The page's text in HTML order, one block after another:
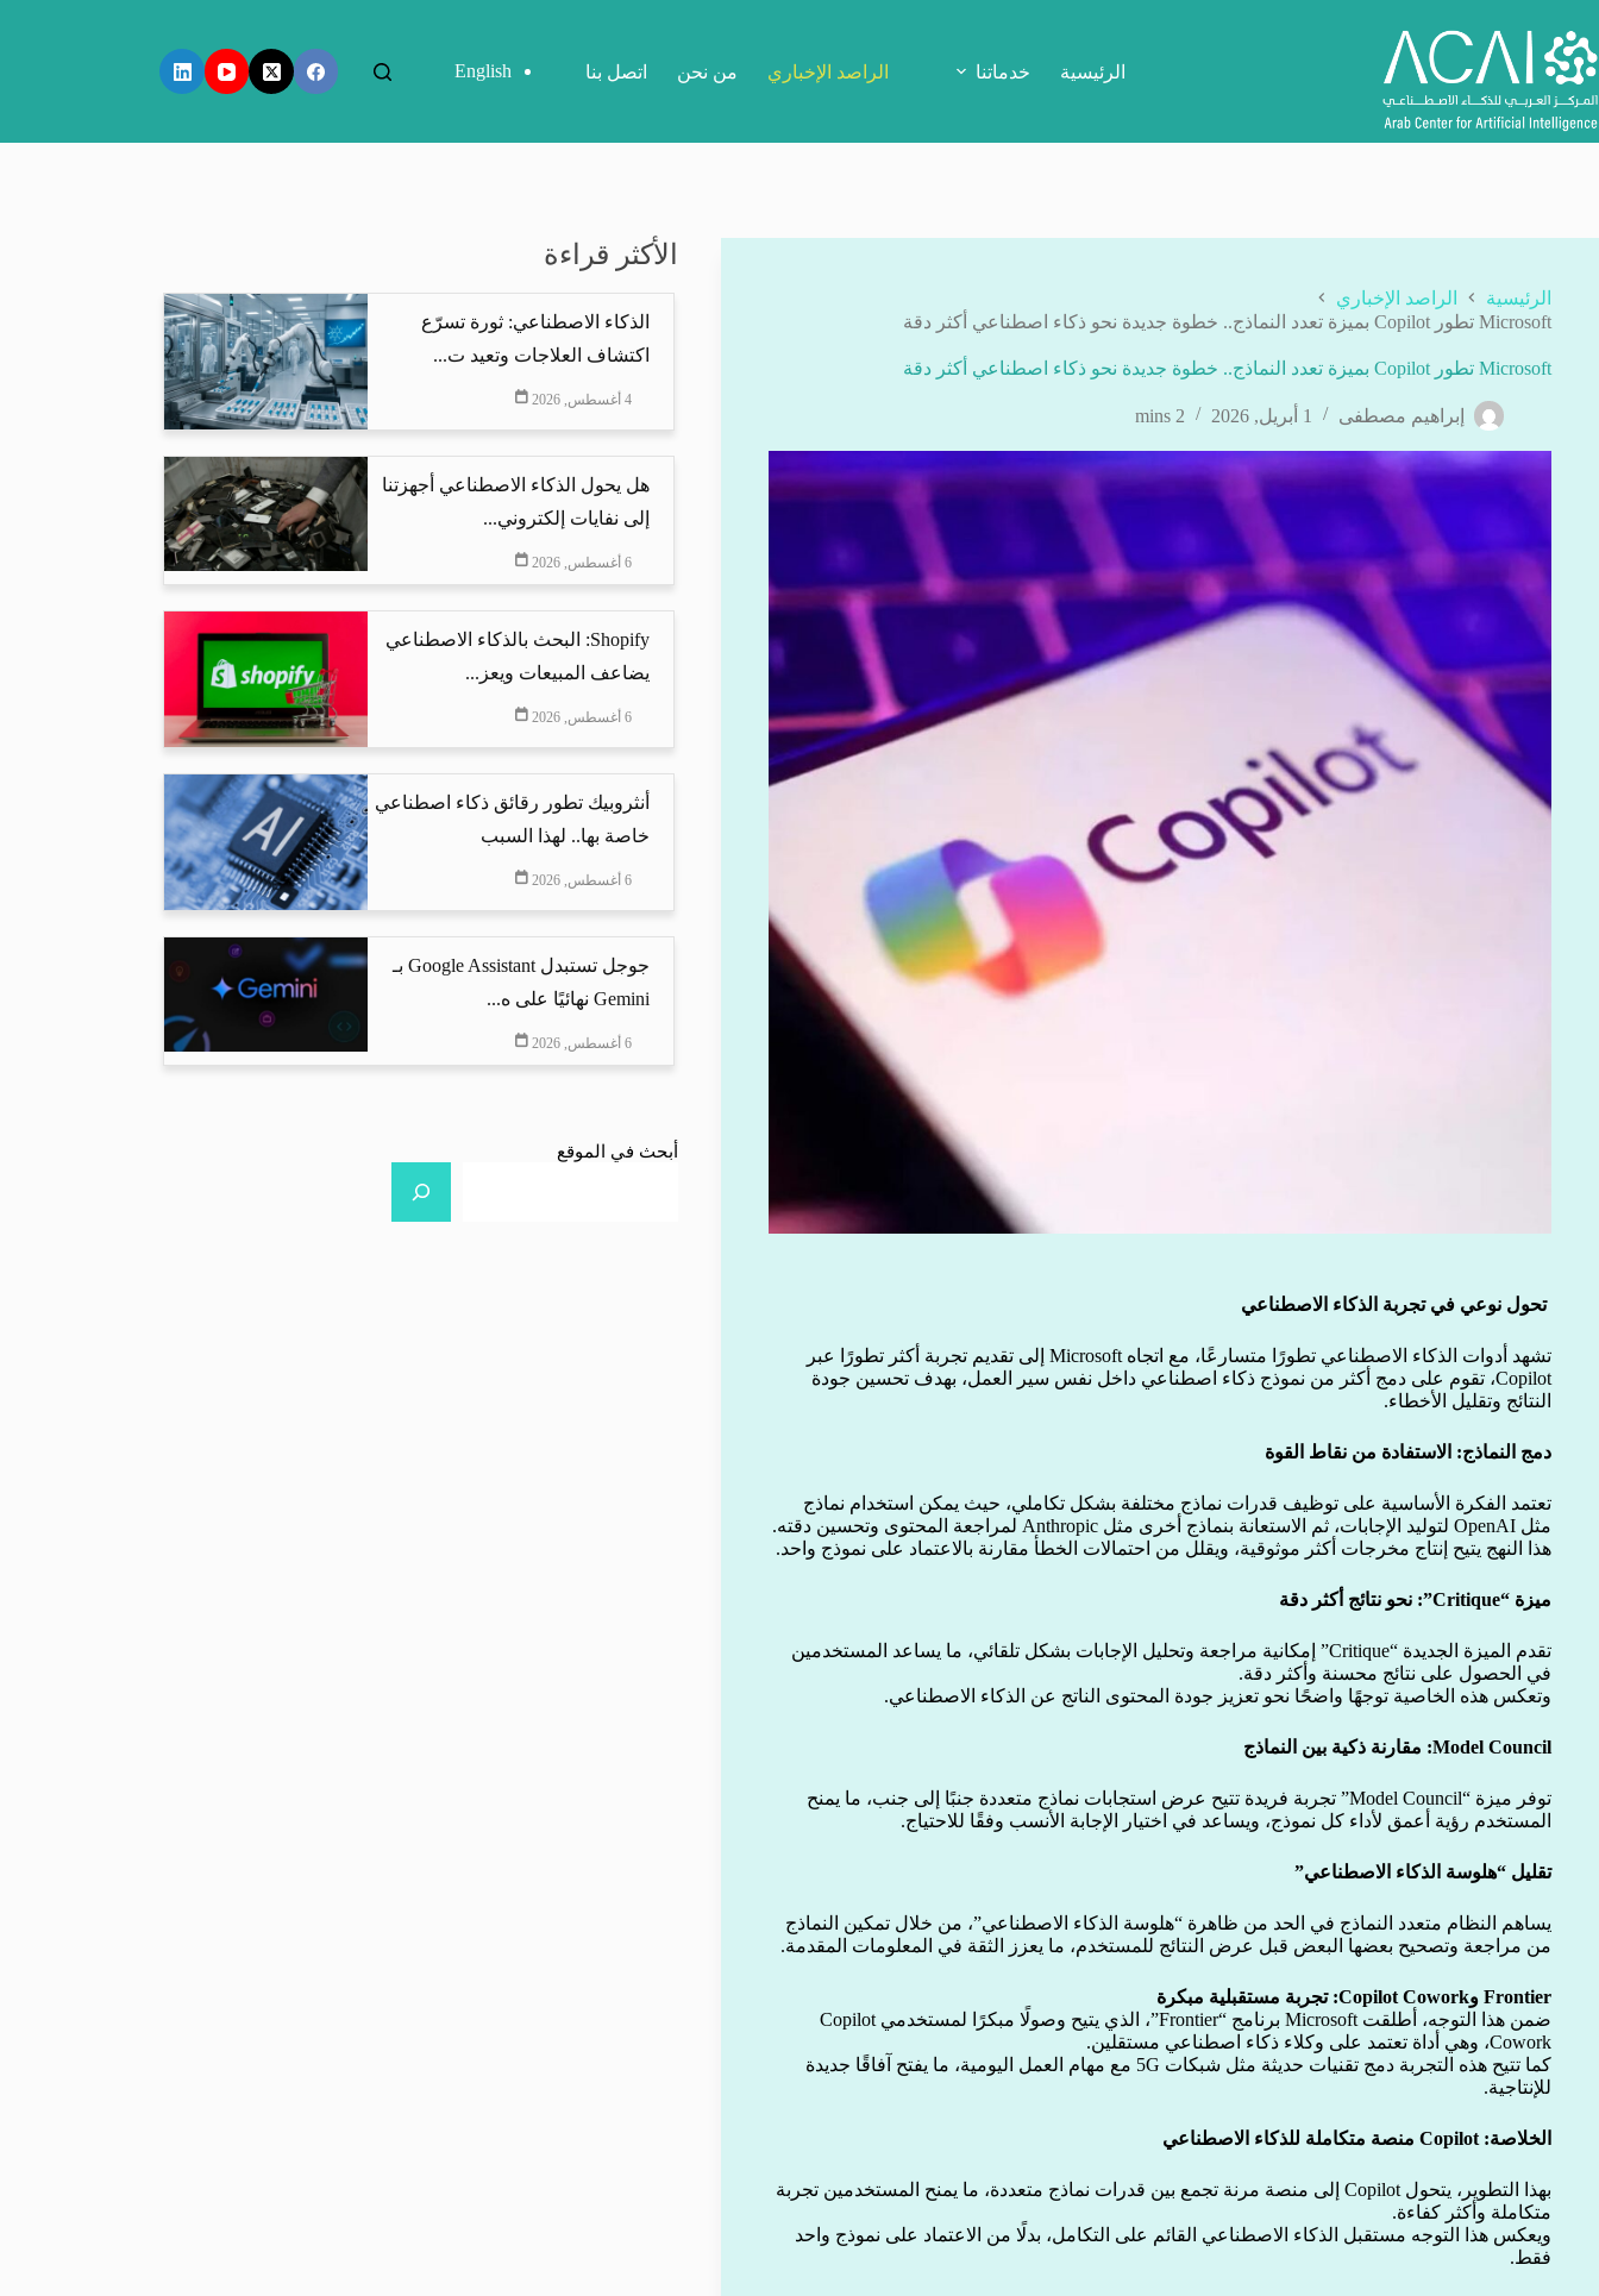
إلى
المحتوى
الرئيسية خدماتنا الراصد الإخباري من نحن اتصل بنا English
الرئيسية
الراصد الإخباري
Microsoft تطور Copilot بميزة تعدد النماذج.. خطوة جديدة نحو ذكاء اصطناعي أكثر دقة
Microsoft تطور Copilot بميزة تعدد النماذج.. خطوة جديدة نحو ذكاء اصطناعي أكثر دقة
إبراهيم مصطفى 1 أبريل, 2026 2 mins
تحول نوعي في تجربة الذكاء الاصطناعي
تشهد أدوات الذكاء الاصطناعي تطورًا متسارعًا، مع اتجاه Microsoft إلى تقديم تجربة أكثر تطورًا عبر
Copilot، تقوم على دمج أكثر من نموذج ذكاء اصطناعي داخل نفس سير العمل، بهدف تحسين جودة
النتائج وتقليل الأخطاء.
دمج النماذج: الاستفادة من نقاط القوة
تعتمد الفكرة الأساسية على توظيف قدرات نماذج مختلفة بشكل تكاملي، حيث يمكن استخدام نماذج
مثل OpenAI لتوليد الإجابات، ثم الاستعانة بنماذج أخرى مثل Anthropic لمراجعة المحتوى وتحسين دقته.
هذا النهج يتيح إنتاج مخرجات أكثر موثوقية، ويقلل من احتمالات الخطأ مقارنة بالاعتماد على نموذج واحد.
ميزة “Critique”: نحو نتائج أكثر دقة
تقدم الميزة الجديدة “Critique” إمكانية مراجعة وتحليل الإجابات بشكل تلقائي، ما يساعد المستخدمين
في الحصول على نتائج محسنة وأكثر دقة.
وتعكس هذه الخاصية توجهًا واضحًا نحو تعزيز جودة المحتوى الناتج عن الذكاء الاصطناعي.
Model Council: مقارنة ذكية بين النماذج
توفر ميزة “Model Council” تجربة فريدة تتيح عرض استجابات نماذج متعددة جنبًا إلى جنب، ما يمنح
المستخدم رؤية أعمق لأداء كل نموذج، ويساعد في اختيار الإجابة الأنسب وفقًا للاحتياج.
تقليل “هلوسة الذكاء الاصطناعي”
يساهم النظام متعدد النماذج في الحد من ظاهرة “هلوسة الذكاء الاصطناعي”، من خلال تمكين النماذج
من مراجعة وتصحيح بعضها البعض قبل عرض النتائج للمستخدم، ما يعزز الثقة في المعلومات المقدمة.
Frontier وCopilot Cowork: تجربة مستقبلية مبكرة
ضمن هذا التوجه، أطلقت Microsoft برنامج “Frontier”، الذي يتيح وصولًا مبكرًا لمستخدمي Copilot
Cowork، وهي أداة تعتمد على وكلاء ذكاء اصطناعي مستقلين.
كما تتيح هذه التجربة دمج تقنيات حديثة مثل شبكات 5G مع مهام العمل اليومية، ما يفتح آفاقًا جديدة
للإنتاجية.
الخلاصة: Copilot منصة متكاملة للذكاء الاصطناعي
بهذا التطوير، يتحول Copilot إلى منصة مرنة تجمع بين قدرات نماذج متعددة، ما يمنح المستخدمين تجربة
متكاملة وأكثر كفاءة.
ويعكس هذا التوجه مستقبل الذكاء الاصطناعي القائم على التكامل، بدلًا من الاعتماد على نموذج واحد
فقط.
الأكثر قراءة
الذكاء الاصطناعي: ثورة تسرّع
اكتشاف العلاجات وتعيد ت...
4 أغسطس, 2026
هل يحول الذكاء الاصطناعي أجهزتنا
إلى نفايات إلكتروني...
6 أغسطس, 2026
Shopify: البحث بالذكاء الاصطناعي
يضاعف المبيعات ويعز...
6 أغسطس, 2026
أنثروبيك تطور رقائق ذكاء اصطناعي
خاصة بها.. لهذا السبب
6 أغسطس, 2026
جوجل تستبدل Google Assistant بـ
Gemini نهائيًا على ه...
6 أغسطس, 2026
أبحث في الموقع